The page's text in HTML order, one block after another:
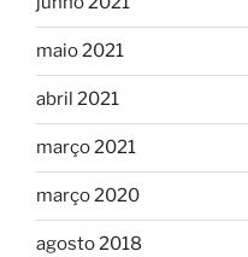
maio 2021
abril 2021
março 2021
março 2020
agosto 2018